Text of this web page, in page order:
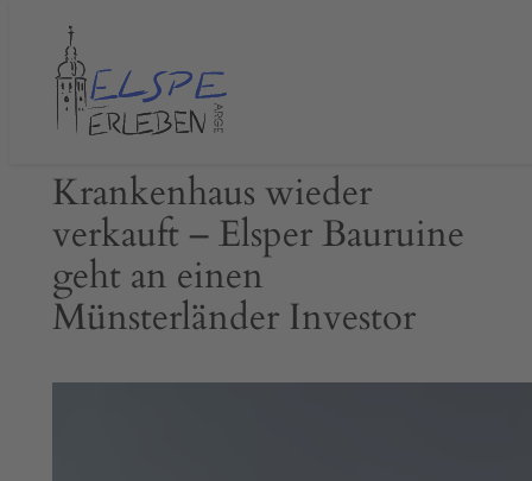
springen
Krankenhaus wieder
verkauft – Elsper Bauruine
geht an einen
Münsterländer Investor